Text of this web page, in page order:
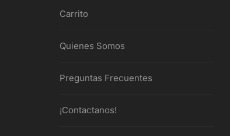
Carrito
Quienes Somos
Preguntas Frecuentes
¡Contactanos!